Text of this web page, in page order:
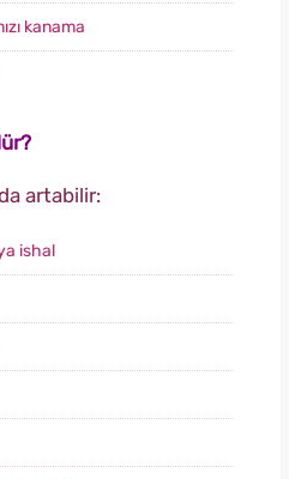
kanama
artabilir:
ishal